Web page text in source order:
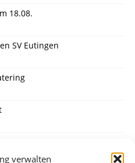
verwalten
18.08.
SV Eutingen